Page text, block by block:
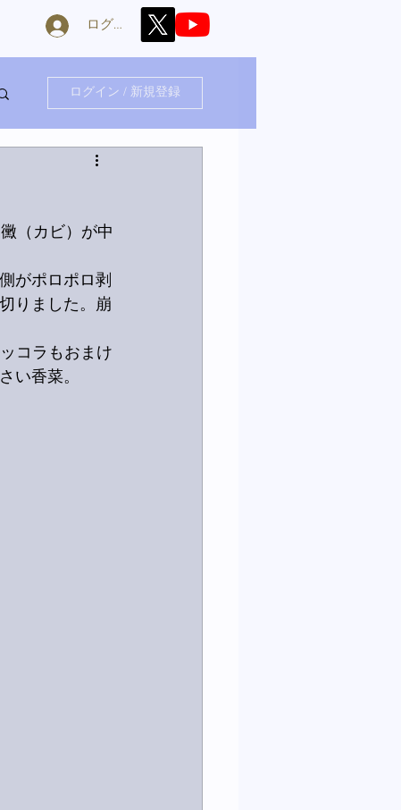
ログイン
ログイン / 新規登録
（カビ）が中
がポロポロ剥
りました。崩
コラもおまけ
い香菜。